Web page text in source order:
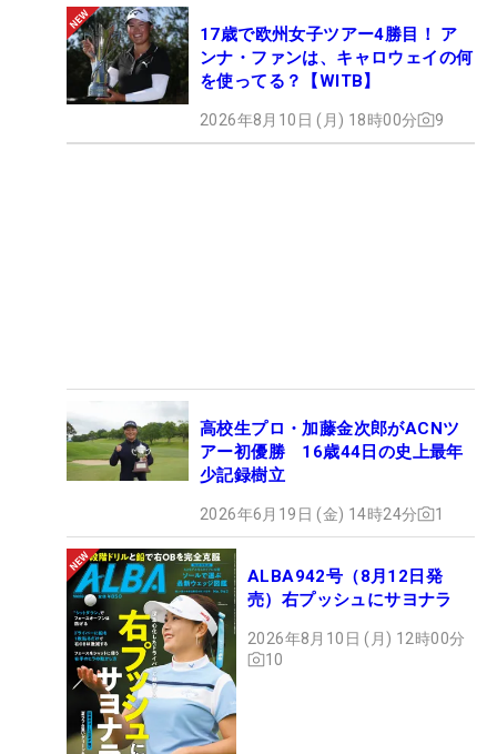
17歳で欧州女子ツアー4勝目！ ア
ンナ・ファンは、キャロウェイの何
を使ってる？【WITB】
2026年8月10日 (月) 18時00分 9
高校生プロ・加藤金次郎がACNツ
アー初優勝 16歳44日の史上最年
少記録樹立
2026年6月19日 (金) 14時24分 1
ALBA942号（8月12日発
売）右プッシュにサヨナラ
2026年8月10日 (月) 12時00分
10